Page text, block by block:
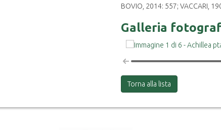
BOVIO, 2014: 557; VACCARI,
Galleria
Torna alla lista